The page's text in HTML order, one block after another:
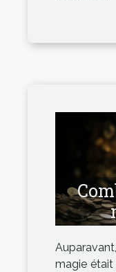
magie était